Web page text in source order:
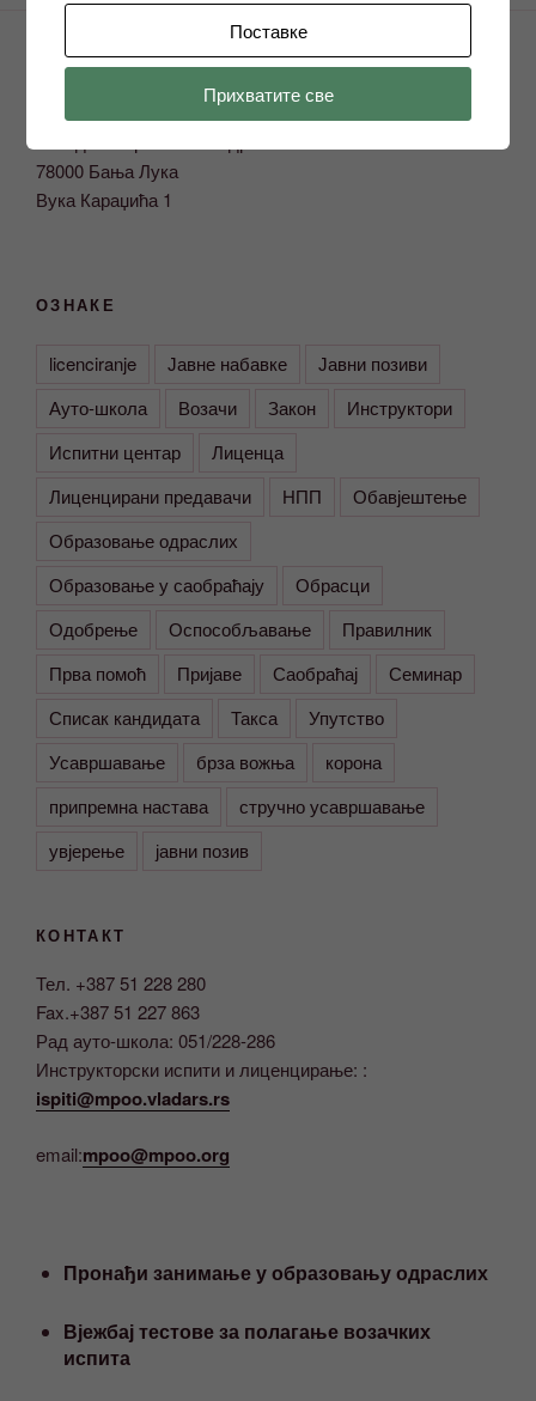
78000 Бања Лука
Вука Караџића 1
ОЗНАКЕ
licenciranje Јавне набавке
Јавни позиви
Ауто-школа
Возачи Закон
Инструктори
Испитни центар
Лиценца
Лиценцирани предавачи
НПП
Обавјештење
Образовање одраслих
Образовање у саобраћају
Обрасци
Одобрење
Оспособљавање
Правилник
Прва помоћ
Пријаве Саобраћај
Семинар
Списак кандидата
Такса
Упутство
Усавршавање
брза вожња
корона
припремна настава
стручно усавршавање
увјерење
јавни позив
КОНТАКТ
Тел. +387 51 228 280
Fax.+387 51 227 863
Рад ауто-школа: 051/228-286
Инструкторски испити и лиценцирање: :
ispiti@mpoo.vladars.rs
email:mpoo@mpoo.org
Пронађи занимање у образовању одраслих
Вјежбај тестове за полагање возачких
испита
Поставке
Прихватите све